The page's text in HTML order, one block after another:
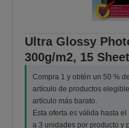
Ultra Glossy
300g/m2, 15
Compra 1 y obtén un 50 %
artículo de productos
artículo más barato.
Esta oferta es válida hasta
a 3 unidades por producto y